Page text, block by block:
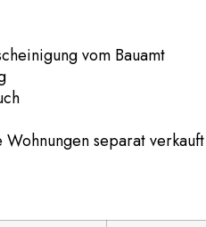
vom Bauamt
separat verkauft